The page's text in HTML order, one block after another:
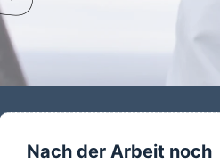
Nach der Arbeit noch